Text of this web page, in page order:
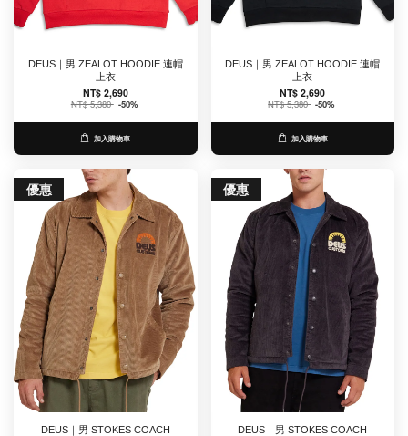
DEUS｜男 ZEALOT HOODIE 連帽
上衣
NT$ 2,690
NT$ 5,380 -50%
加入購物車
DEUS｜男 ZEALOT HOODIE 連帽
上衣
NT$ 2,690
NT$ 5,380 -50%
加入購物車
優惠
DEUS｜男 STOKES COACH
優惠
DEUS｜男 STOKES COACH